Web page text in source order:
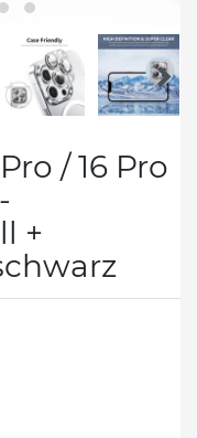
/ 16 Pro
+